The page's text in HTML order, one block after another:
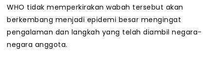
WHO tidak memperkirakan wabah tersebut akan
berkembang menjadi epidemi besar mengingat
pengalaman dan langkah yang telah diambil negara-
negara anggota.